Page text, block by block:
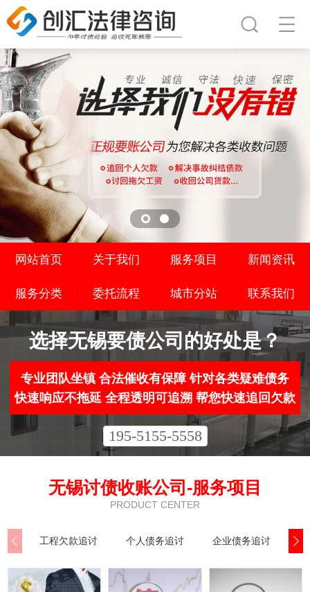
网站首页 关于我们 服务项目 新闻资讯
服务分类 委托流程 城市分站 联系我们
选择无锡要债公司的好处是？
专业团队坐镇 合法催收有保障 针对各类疑难债务
快速响应不拖延 全程透明可追溯 帮您快速追回欠款
195-5155-5558
无锡讨债收账公司-服务项目
PRODUCT CENTER
工程欠款追讨 个人债务追讨 企业债务追讨